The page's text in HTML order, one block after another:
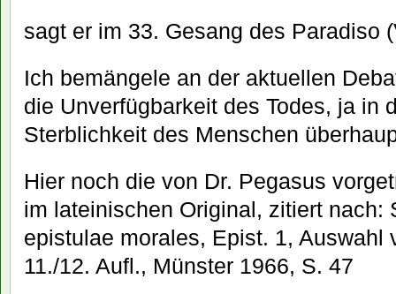
sagt er im 33. Gesang des Paradiso
Ich bemängele an der aktuellen
die Unverfügbarkeit des Todes, ja in
Sterblichkeit des Menschen
Hier noch die von Dr. Pegasus
im lateinischen Original, zitiert nach:
epistulae morales, Epist. 1, Auswahl
11./12. Aufl., Münster 1966, S. 47